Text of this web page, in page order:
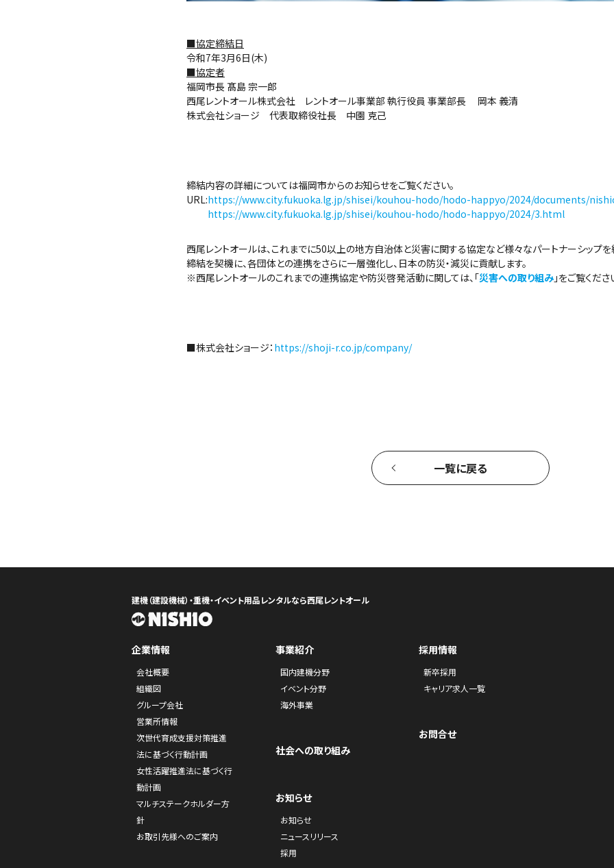
■協定締結日
令和7年3月6日(木)
■協定者
福岡市長 髙島 宗一郎
西尾レントオール株式会社 レントオール事業部 執行役員 事業部長 岡本 義清
株式会社ショージ 代表取締役社長 中園 克己
締結内容の詳細については福岡市からのお知らせをご覧ください。
URL:https://www.city.fukuoka.lg.jp/shisei/kouhou-hodo/hodo-happyo/2024/documents/
https://www.city.fukuoka.lg.jp/shisei/kouhou-hodo/hodo-happyo/2024/3.html
西尾レントオールは、これまでに50以上の地方自治体と災害に関する協定など様々なパートナーシップを
締結を契機に、各団体との連携をさらに一層強化し、日本の防災・減災に貢献します。
※西尾レントオールのこれまでの連携協定や防災啓発活動に関しては、「災害への取り組み 」をご覧くださ
■株式会社ショージ： https://shoji-r.co.jp/company/
一覧に戻る
建機（建設機械）・重機・イベント用品レンタルなら西尾レントオール
企業情報
会社概要
組織図
グループ会社
営業所情報
次世代育成支援対策推進
法に基づく行動計画
女性活躍推進法に基づく行
動計画
マルチステークホルダー方
針
お取引先様へのご案内
事業紹介
国内建機分野
イベント分野
海外事業
社会への取り組み
お知らせ
お知らせ
ニュースリリース
採用
採用情報
新卒採用
キャリア求人一覧
お問合せ